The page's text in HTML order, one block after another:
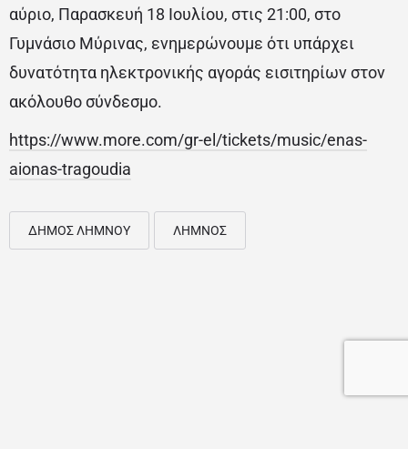
αύριο, Παρασκευή 18 Ιουλίου, στις 21:00, στο
Γυμνάσιο Μύρινας, ενημερώνουμε ότι υπάρχει
δυνατότητα ηλεκτρονικής αγοράς εισιτηρίων στον
ακόλουθο σύνδεσμο.
https://www.more.com/gr-el/tickets/music/enas-
aionas-tragoudia
ΔΗΜΟΣ ΛΗΜΝΟΥ ΛΗΜΝΟΣ